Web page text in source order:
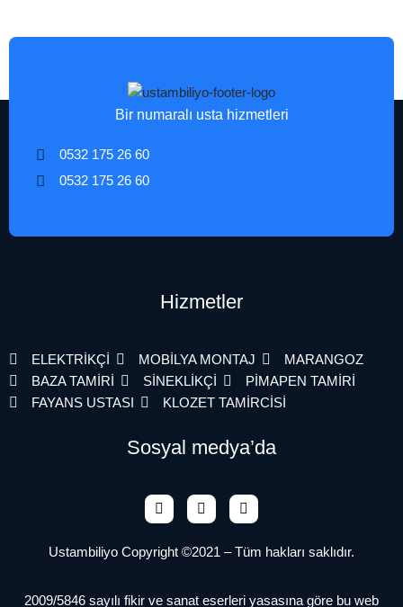
Bir numaralı usta hizmetleri
0532 175 26 60
0532 175 26 60
Hizmetler
ELEKTRİKÇİ MOBİLYA MONTAJ
MARANGOZ
BAZA TAMİRİ
SİNEKLİKÇİ
PİMAPEN TAMİRİ
FAYANS USTASI
KLOZET TAMİRCİSİ
Sosyal medya’da
Ustambiliyo Copyright ©2021 – Tüm hakları saklıdır.
2009/5846 sayılı fikir ve sanat eserleri yasasına göre bu web